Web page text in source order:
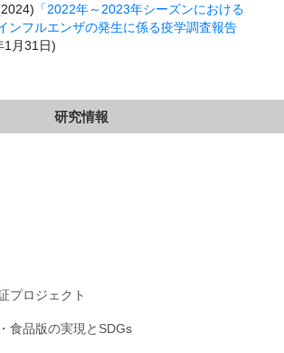
「2022年～2023年シーズンにおける
ンフルエンザの発生に係る疫学調査報告
1月31日)
研究情報
プロジェクト
食品版の実現とSDGs